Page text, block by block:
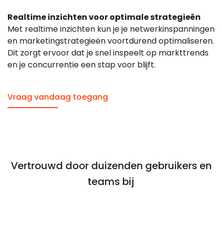
Realtime inzichten voor optimale strategieën
Met realtime inzichten kun je je netwerkinspanningen
en marketingstrategieën voortdurend optimaliseren.
Dit zorgt ervoor dat je snel inspeelt op markttrends
en je concurrentie een stap voor blijft.
Vraag vandaag toegang
Vertrouwd door duizenden gebruikers en
teams bij